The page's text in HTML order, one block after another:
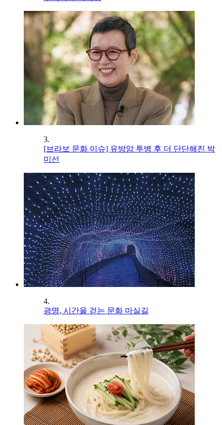
3.
[브라보 문화 이슈] 유방암 투병 후 더 단단해진 박
미선
4.
광명, 시간을 걷는 문화 마실길